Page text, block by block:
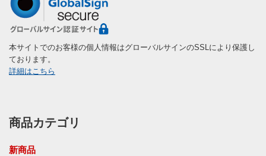
本サイトでのお客様の個人情報はグローバルサインのSSLにより保護し
ております。
詳細はこちら
商品カテゴリ
新商品